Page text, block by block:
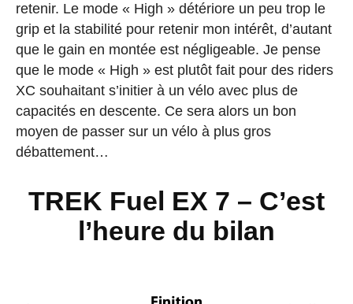
retenir. Le mode « High » détériore un peu trop le
grip et la stabilité pour retenir mon intérêt, d’autant
que le gain en montée est négligeable. Je pense
que le mode « High » est plutôt fait pour des riders
XC souhaitant s’initier à un vélo avec plus de
capacités en descente. Ce sera alors un bon
moyen de passer sur un vélo à plus gros
débattement…
TREK Fuel EX 7 – C’est
l’heure du bilan